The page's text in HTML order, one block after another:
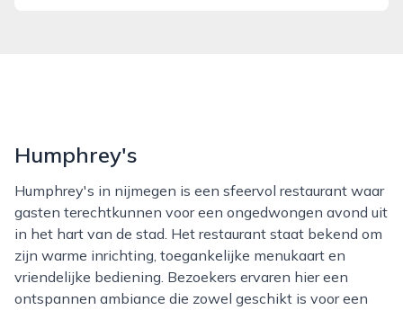
Humphrey's
Humphrey's in nijmegen is een sfeervol restaurant waar
gasten terechtkunnen voor een ongedwongen avond uit
in het hart van de stad. Het restaurant staat bekend om
zijn warme inrichting, toegankelijke menukaart en
vriendelijke bediening. Bezoekers ervaren hier een
ontspannen ambiance die zowel geschikt is voor een